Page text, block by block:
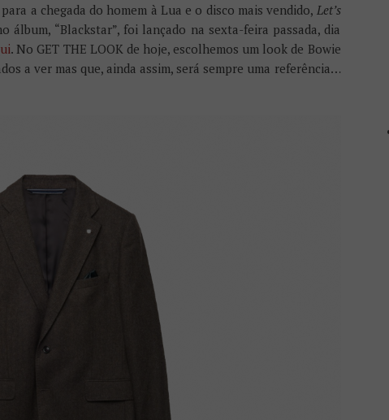
a chegada do homem à Lua e o disco mais vendido, Let’s
álbum, “Blackstar”, foi lançado na sexta-feira passada, dia
. No GET THE LOOK de hoje, escolhemos um look de Bowie
a ver mas que, ainda assim, será sempre uma referência…